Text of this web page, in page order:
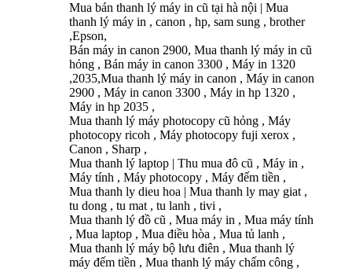
Mua bán thanh lý máy in cũ tại hà nội | Mua
thanh lý máy in , canon , hp, sam sung , brother
,Epson,
Bán máy in canon 2900, Mua thanh lý máy in cũ
hỏng , Bán máy in canon 3300 , Máy in 1320
,2035,Mua thanh lý máy in canon , Máy in canon
2900 , Máy in canon 3300 , Máy in hp 1320 ,
Máy in hp 2035 ,
Mua thanh lý máy photocopy cũ hỏng , Máy
photocopy ricoh , Máy photocopy fuji xerox ,
Canon , Sharp ,
Mua thanh lý laptop | Thu mua đô cũ , Máy in ,
Máy tính , Máy photocopy , Máy đếm tiền ,
Mua thanh ly dieu hoa | Mua thanh ly may giat ,
tu dong , tu mat , tu lanh , tivi ,
Mua thanh lý đồ cũ , Mua máy in , Mua máy tính
, Mua laptop , Mua điều hòa , Mua tủ lanh ,
Mua thanh lý máy bộ lưu điên , Mua thanh lý
máy đếm tiền , Mua thanh lý máy chấm công ,